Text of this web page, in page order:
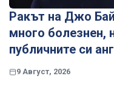
Ракът на Джо
много болезнен,
публичните си
9 Август, 2026